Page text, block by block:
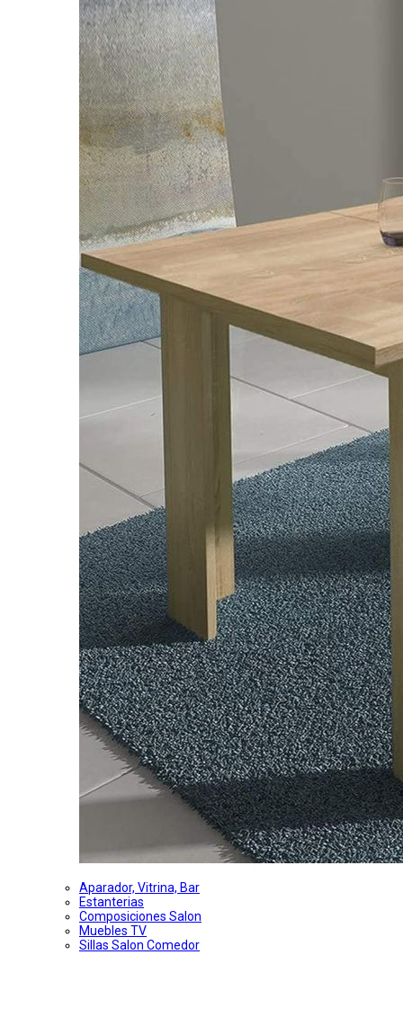
Aparador, Vitrina, Bar
Estanterias
Composiciones Salon
Muebles TV
Sillas Salon Comedor